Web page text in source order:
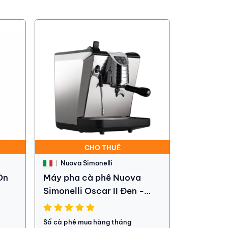
CHO THUÊ
Nuova Simonelli
Máy pha cà phê Nuova
Simonelli Oscar II Đen -
phiên bản bình nước
Số cà phê mua hàng tháng